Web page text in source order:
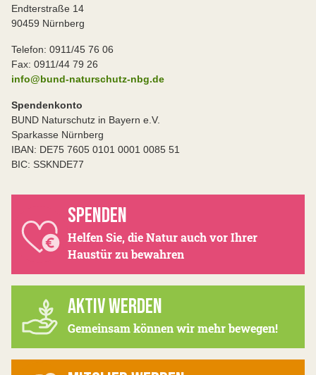
Endterstraße 14
90459 Nürnberg
Telefon: 0911/45 76 06
Fax: 0911/44 79 26
info@bund-naturschutz-nbg.de
Spendenkonto
BUND Naturschutz in Bayern e.V.
Sparkasse Nürnberg
IBAN: DE75 7605 0101 0001 0085 51
BIC: SSKNDE77
SPENDEN
Helfen Sie, die Natur auch vor Ihrer
Haustür zu bewahren
AKTIV WERDEN
Gemeinsam können wir mehr bewegen!